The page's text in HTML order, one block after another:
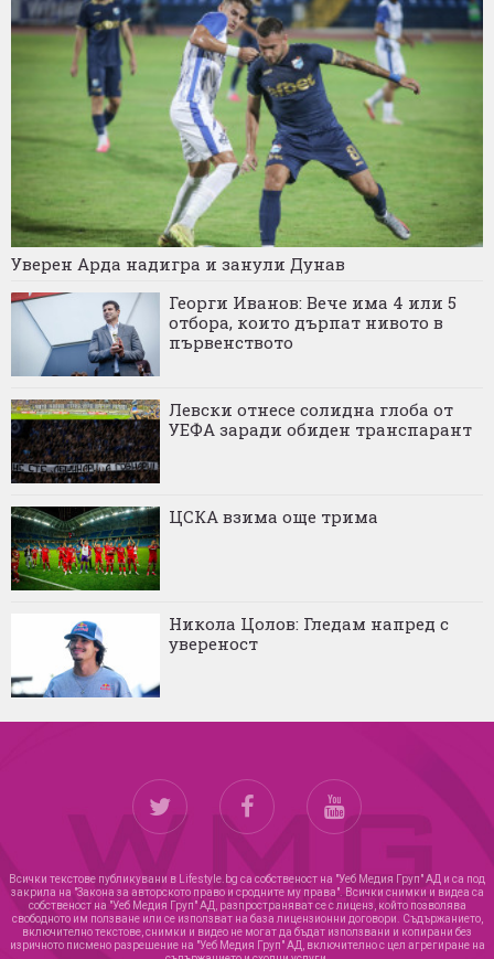
Уверен Арда надигра и занули Дунав
Георги Иванов: Вече има 4 или 5
отбора, които дърпат нивото в
първенството
Левски отнесе солидна глоба от
УЕФА заради обиден транспарант
ЦСКА взима още трима
Никола Цолов: Гледам напред с
увереност
Всички текстове публикувани в Lifestyle.bg са собственост на "Уеб Медия Груп" АД и са под
закрила на "Закона за авторското право и сродните му права". Всички снимки и видеа са
собственост на "Уеб Медия Груп" АД, разпространяват се с лиценз, който позволява
свободното им ползване или се използват на база лицензионни договори. Съдържанието,
включително текстове, снимки и видео не могат да бъдат използвани и копирани без
изричното писмено разрешение на "Уеб Медия Груп" АД, включително с цел агрегиране на